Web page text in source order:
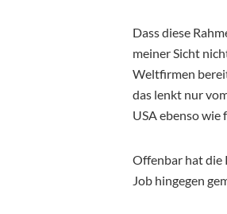
Dass diese
meiner Sicht
Weltfirmen
das lenkt nur
USA ebenso wie
Offenbar hat die
Job hingegen